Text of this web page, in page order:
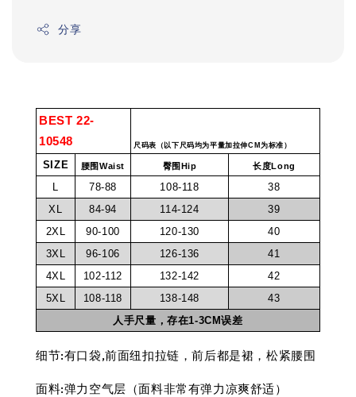
分享
BEST 22-
10548
尺码表（以下尺码均为平量加拉伸CM为标准）
SIZE 腰围Waist 臀围Hip 长度Long
78-88 108-118
38
XL
84-94 114-124
39
2XL
90-100 120-130
40
3XL
96-106 126-136
41
4XL
102-112 132-142
42
5XL
108-118 138-148
43
人手尺量，存在1-3CM误差
细节:有口袋,前面纽扣拉链，前后都是裙，松紧腰围
面料:弹力空气层（面料非常有弹力凉爽舒适）